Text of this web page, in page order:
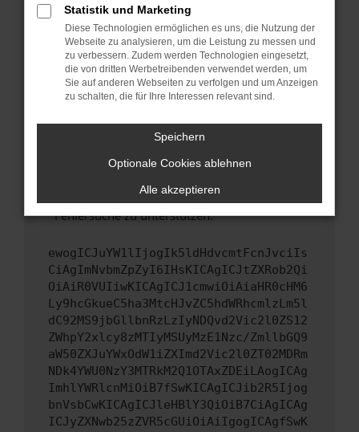
Betriebssystem auf dem neuesten Stand
sind.
Veraltete Software birgt nicht nur ein
Sicherheitsrisiko, sondern kann auch dazu
führen, dass bestimmte Funktionen nicht mehr
unterstützt werden.
Wende dich an den Webseitenbetreiber.
Wenn du alle oben genannten Schritte versucht
hast, kontaktiere uns bitte. Wir werden
uns diesen Text schicken, um uns bei der
Fehlersuche zu unterstützen:
ewogICJuYW1lIjogIk5ldHdvcmtFcnJvciIs
CiAgImNvbmZpZyI6IHsKICAgICJtZXRob2Qi
OiAiR0VUIiwKICAgICJ1cmwiOiAiaHR0cHM6
Ly9hcGkueC5ha3MtcHJvZC5hdWRhcmlzLm5l
dC92MS9jbGllbnRzLzIyNDQvd2Vic2l0ZS12
ZWhpY2xlcy8zMTIyMSUyMzE1Nzc/ZmllbGQ9
aW50ZXJuYWxOdW1iZXImd2Vic2l0ZT02MDRm
NDk4YWU0NzY3MTRkM2Q1OTAxZDEiLAogICAg
ImhlYWRlcnMiOiB7fSwKICAgICJib2R5Ijog
bnVsbCwKICAgICJleHBlY3QiOiB7CiAgICAg
ICJyZXNwb25zZVR5cGUiOiAiIgogICAgfSwK
Statistik und Marketing
Diese Technologien ermöglichen es uns, die Nutzung der
Webseite zu analysieren, um die Leistung zu messen und
zu verbessern. Zudem werden Technologien eingesetzt,
die von dritten Werbetreibenden verwendet werden, um
Sie auf anderen Webseiten zu verfolgen und um Anzeigen
zu schalten, die für Ihre Interessen relevant sind.
Speichern
Optionale Cookies ablehnen
Alle akzeptieren